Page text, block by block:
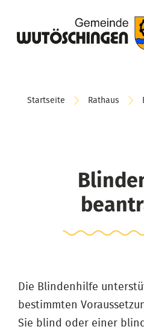
Startseite Rathaus
Die Blindenhilfe
bestimmten
Sie blind oder einer